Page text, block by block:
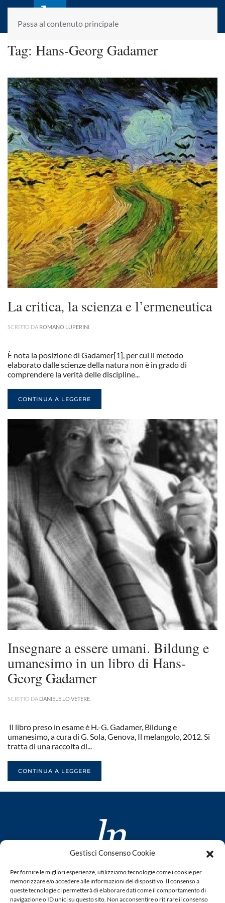
Gestisci Consenso Cookie
Per fornire le migliori esperienze, utilizziamo tecnologie come i cookie per
memorizzare e/o accedere alle informazioni del dispositivo. Il consenso a
queste tecnologie ci permetterà di elaborare dati come il comportamento di
navigazione o ID unici su questo sito. Non acconsentire o ritirare il consenso
Passa al contenuto principale
laletteraturaenoi.it
fondato da Romano Luperini
Tag: Hans-Georg Gadamer
La critica, la scienza e l’ermeneutica
SCRITTO DA ROMANO LUPERINI
È nota la posizione di Gadamer[1], per cui il metodo
elaborato dalle scienze della natura non è in grado di
comprendere la verità delle discipline...
CONTINUA A LEGGERE
Insegnare a essere umani. Bildung e
umanesimo in un libro di Hans-
Georg Gadamer
SCRITTO DA DANIELE LO VETERE
Il libro preso in esame è H.-G. Gadamer, Bildung e
umanesimo, a cura di G. Sola, Genova, Il melangolo, 2012. Si
tratta di una raccolta di...
CONTINUA A LEGGERE
www.laletteraturaenoi.it
fondato da Romano Luperini
Questo blog non rappresenta una testata giornalistica in